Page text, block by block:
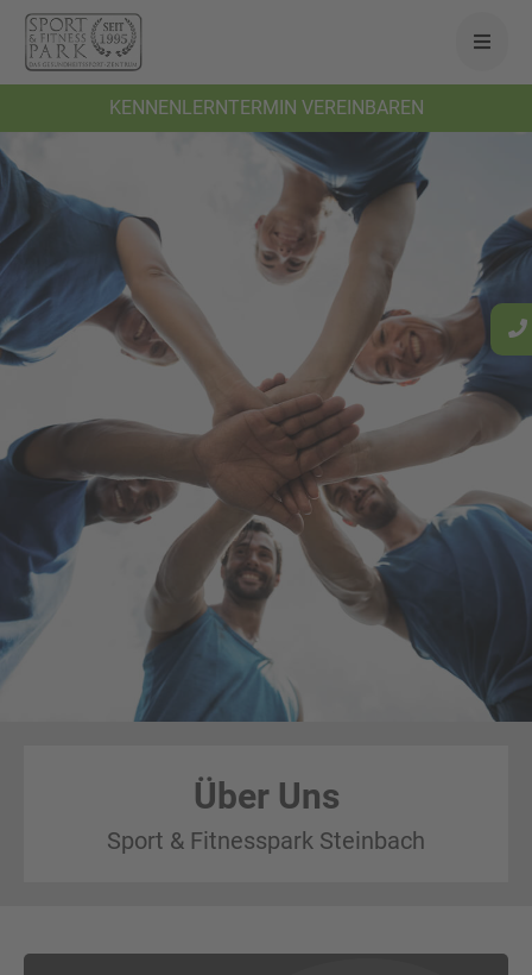
KENNENLERNTERMIN VEREINBAREN
Über Uns
Sport & Fitnesspark Steinbach